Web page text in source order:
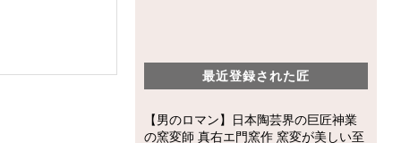
最近登録された匠
【男のロマン】日本陶芸界の巨匠神業
の窯変師 真右エ門窯作 窯変が美しい至